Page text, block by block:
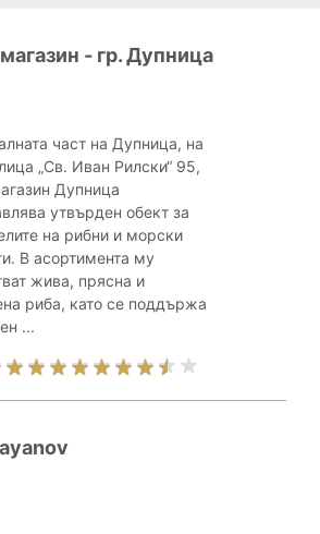
- гр. Дупница
част на Дупница, на
„Св. Иван Рилски“ 95,
Дупница
утвърден обект за
на рибни и морски
В асортимента му
жива, прясна и
риба, като се поддържа
...